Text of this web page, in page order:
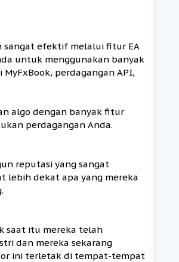
sangat efektif melalui fitur EA
untuk menggunakan banyak
perdagangan API,
algo dengan banyak fitur
perdagangan Anda.
reputasi yang sangat
lebih dekat apa yang mereka
saat itu mereka telah
dan mereka sekarang
ini terletak di tempat-tempat